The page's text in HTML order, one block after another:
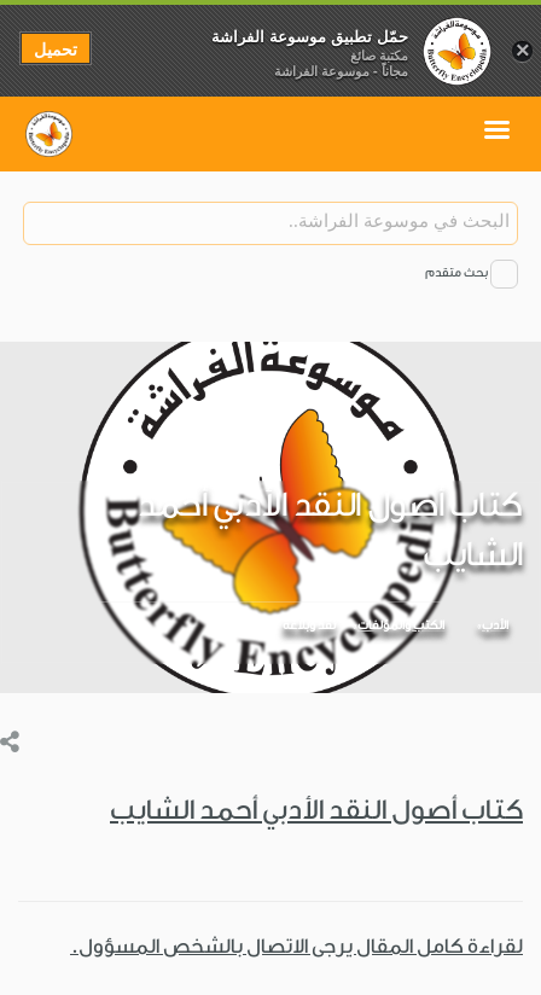
بحث متقدم
كتاب أصول النقد الأدبي أحمد
الشايب
الأدب الكتب والمؤلفات نقد وبلاغة
كتاب أصول النقد الأدبي أحمد الشايب
لقراءة كامل المقال يرجى الاتصال بالشخص المسؤول.
×
حمّل تطبيق موسوعة الفراشة
مكتبة صائغ
مجاناً - موسوعة الفراشة
تحميل